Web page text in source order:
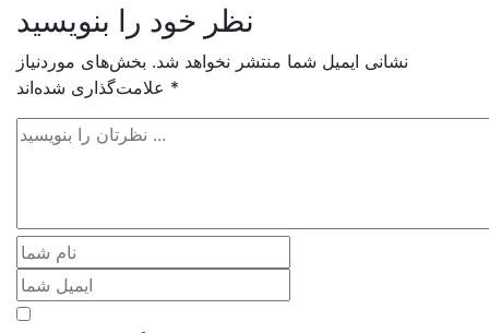
نظر خود را بنویسید
نشانی ایمیل شما منتشر نخواهد شد. بخش‌های موردنیاز
*